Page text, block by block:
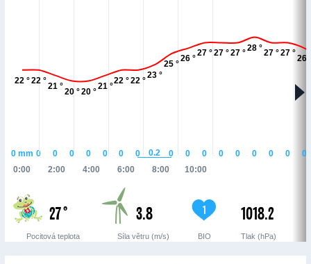
22 °22 °
21 °
20 °20 °
21 °
22 °22 °
23 °
25 °
26 °
27 °27 °27 °
28 °
27 °27 °
26
0:00 2:00 4:00 6:00 8:00 10:00
0mm 0 0 0 0 0 0 0 0.2 0 0 0 0 0 0 0 0 0
27 °
Pocitová teplota
3.8
Síla větru (m/s)
1
BIO
1018.2
Tlak (hPa)